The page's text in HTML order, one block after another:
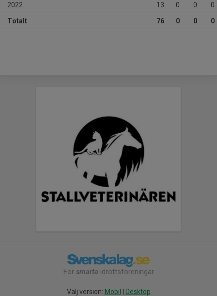
2022 13 0 0 0
Totalt 76 0 0 0
För smarta idrottsföreningar
Välj version: Mobil Desktop